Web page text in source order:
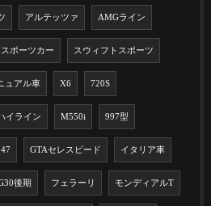
アルテッツァ AMGライン
スポーツカー スウィフトスポーツ
ュアル車 X6 720S
イライン M550i 997型
GTAセレスピード イタリア車
後期 フェラーリ モンディアルT